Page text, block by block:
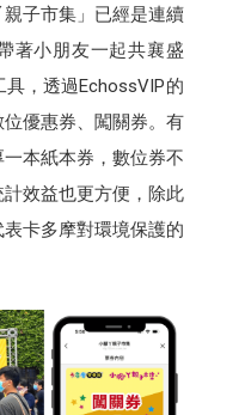
子市集」已經是連續
著小朋友一起共襄盛
，透過EchossVIP的
優惠券、闖關券。有
本紙本券，數位券不
效益也更方便，除此
卡多摩對環境保護的